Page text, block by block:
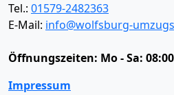
Tel.: 01579-2482363
E-Mail: info@wolfsburg-
Öffnungszeiten: Mo - Sa:
Impressum